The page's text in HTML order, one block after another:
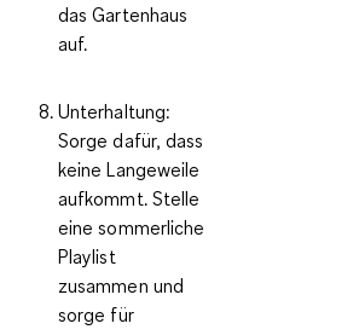
das Gartenhaus
auf.
Unterhaltung:
Sorge dafür, dass
keine Langeweile
aufkommt. Stelle
eine sommerliche
Playlist
zusammen und
sorge für